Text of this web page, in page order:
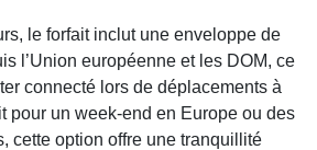
le forfait inclut une enveloppe de
l’Union européenne et les DOM, ce
connecté lors de déplacements à
pour un week-end en Europe ou des
cette option offre une tranquillité